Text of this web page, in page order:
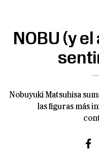
NOBU (y
Nobuyuki Matsuhisa
las figuras más